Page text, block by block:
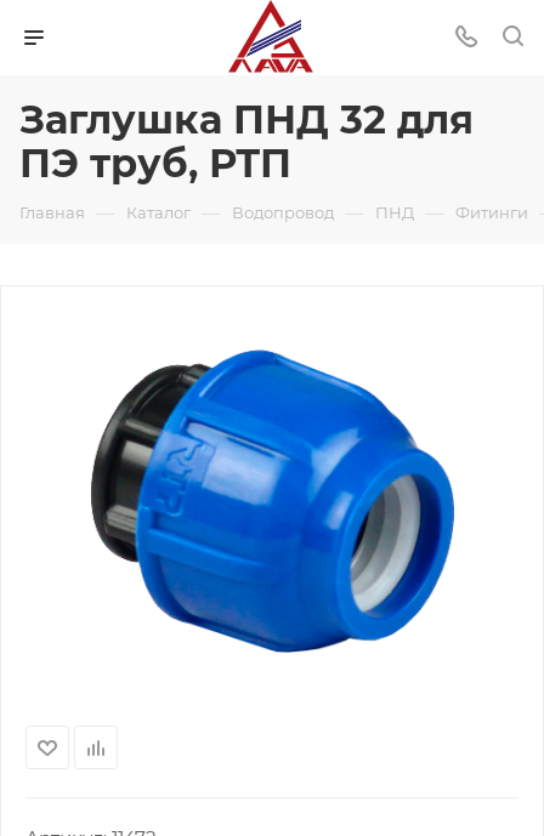
Заглушка ПНД 32 для
ПЭ труб, РТП
Главная — Каталог — Водопровод — ПНД — Фитинги